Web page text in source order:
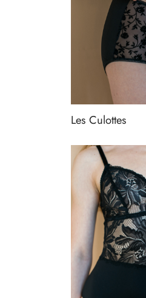
Les Culottes